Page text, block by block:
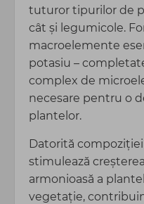
tuturor tipurilor de
cât și legumicole.
macroelemente
potasiu –
complex de
necesare pentru o
plantelor.
Datorită
stimulează
armonioasă a
vegetație,